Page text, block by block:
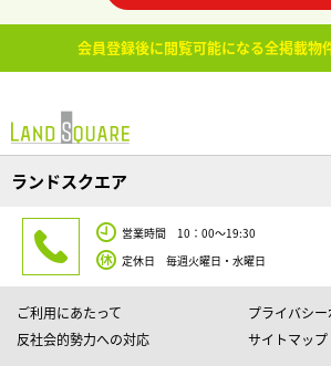
会員登録後に閲覧可能になる全掲載物
ランドスクエア
営業時間 10：00～19:30
定休日 毎週火曜日・水曜日
ご利用にあたって
プライバシ
反社会的勢力への対応
サイトマップ